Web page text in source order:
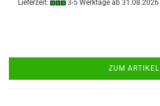
Lieferzeit: 3-5 Werktage ab 31.08.2026
ZUM ARTIKEL